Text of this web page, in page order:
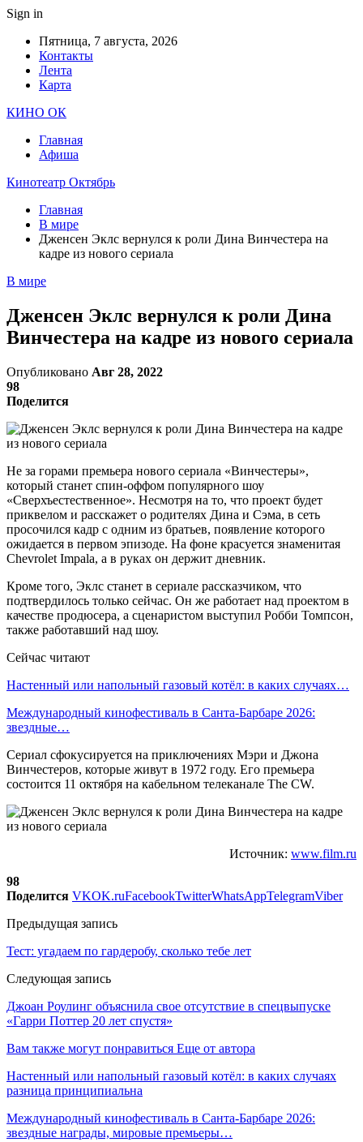
Sign in
Пятница, 7 августа, 2026
Контакты
Лента
Карта
КИНО ОК
Главная
Афиша
Кинотеатр Октябрь
Главная
В мире
Дженсен Эклс вернулся к роли Дина Винчестера на
кадре из нового сериала
В мире
Дженсен Эклс вернулся к роли Дина
Винчестера на кадре из нового сериала
Опубликовано Авг 28, 2022
98
Поделится
Не за горами премьера нового сериала «Винчестеры»,
который станет спин-оффом популярного шоу
«Сверхъестественное». Несмотря на то, что проект будет
приквелом и расскажет о родителях Дина и Сэма, в сеть
просочился кадр с одним из братьев, появление которого
ожидается в первом эпизоде. На фоне красуется знаменитая
Chevrolet Impala, а в руках он держит дневник.
Кроме того, Эклс станет в сериале рассказчиком, что
подтвердилось только сейчас. Он же работает над проектом в
качестве продюсера, а сценаристом выступил Робби Томпсон,
также работавший над шоу.
Сейчас читают
Настенный или напольный газовый котёл: в каких случаях…
Международный кинофестиваль в Санта-Барбаре 2026:
звездные…
Сериал сфокусируется на приключениях Мэри и Джона
Винчестеров, которые живут в 1972 году. Его премьера
состоится 11 октября на кабельном телеканале The CW.
Источник: www.film.ru
98
Поделится VKOK.ruFacebookTwitterWhatsAppTelegramViber
Предыдущая запись
Тест: угадаем по гардеробу, сколько тебе лет
Следующая запись
Джоан Роулинг объяснила свое отсутствие в спецвыпуске
«Гарри Поттер 20 лет спустя»
Вам также могут понравиться Еще от автора
Настенный или напольный газовый котёл: в каких случаях
разница принципиальна
Международный кинофестиваль в Санта-Барбаре 2026:
звездные награды, мировые премьеры…